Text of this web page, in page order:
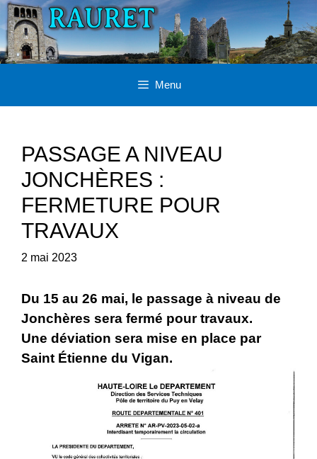
Aller
au
contenu
Menu
PASSAGE A NIVEAU
JONCHÈRES :
FERMETURE POUR
TRAVAUX
2 mai 2023
Du 15 au 26 mai, le passage à niveau de
Jonchères sera fermé pour travaux.
Une déviation sera mise en place par
Saint Étienne du Vigan.